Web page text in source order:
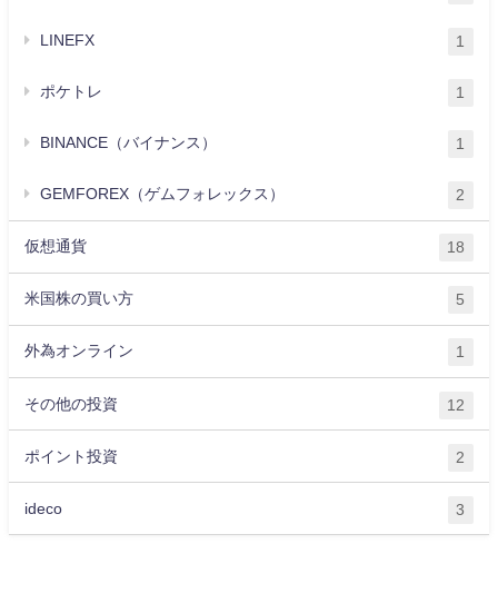
LINEFX 1
ポケトレ 1
BINANCE（バイナンス） 1
GEMFOREX（ゲムフォレックス） 2
仮想通貨 18
米国株の買い方 5
外為オンライン 1
その他の投資 12
ポイント投資 2
ideco 3